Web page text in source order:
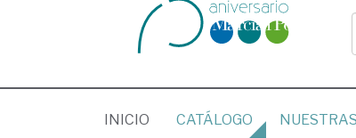
INICIO (CURRENT)
CATÁLOGO NUESTRAS